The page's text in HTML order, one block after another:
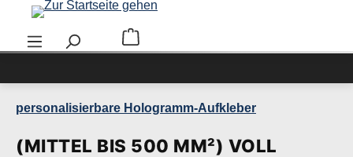
Zum Hauptinhalt springen
Warenkorb enthält 0 Positionen. Der
personalisierbare Hologramm-Aufkleber
(MITTEL BIS 500 MM²) VOLL